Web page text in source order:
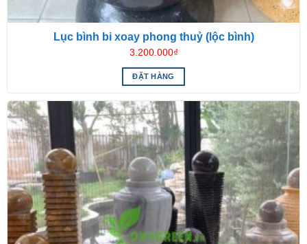
Lục bình bi xoay phong thuỷ (lộc bình)
3.200.000₫
ĐẶT HÀNG